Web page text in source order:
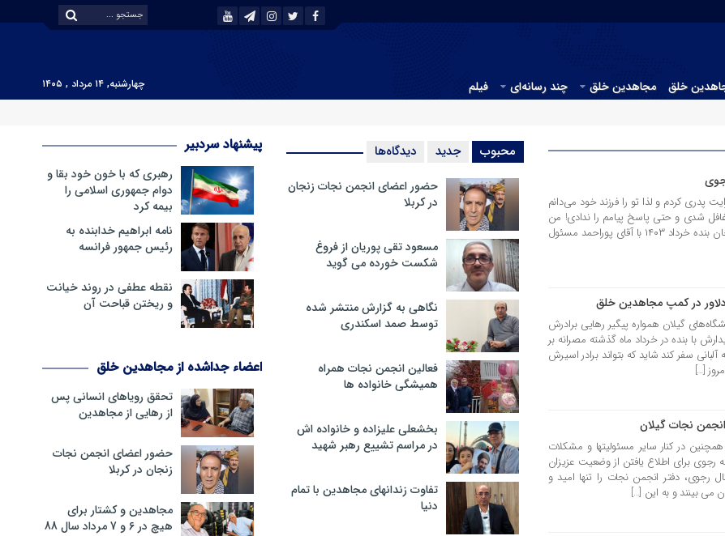
خلق مجاهدین خلق چند رسانه‌ای فیلم
چهارشنبه, ۱۴ مرداد , ۱۴۰۵
پدری کردم و لذا تو را فرزند خود می‌دانم
شدی و حتی پاسخ پیامم را ندادی! من
خیر و صلاح تو را خواسته بودم. صادق جان بنده خرداد ۱۴۰۳ با آقای پوراحمد مسئول
دلاور در کمپ مجاهدین خلق
گیلان همواره پیگیر رهایی برادرش
با بنده در خرداد ماه گذشته مصرانه بر
سفر کند شاید که بتواند برادر اسیرش
[…]
انجمن نجات گیلان
در کنار سایر مسئولیتها و مشکلات
رجوی برای اطلاع یافتن از وضعیت عزیزان
رجوی، دفتر انجمن نجات را تنها امید و
می بینند و به این […]
محبوب جدید دیدگاه‌ها
حضور اعضای انجمن نجات زنجان
در کربلا
مسعود تقی پوریان از فروغ
شکست خورده می گوید
نگاهی به گزارش منتشر شده
توسط صمد اسکندری
فعالین انجمن نجات همراه
همیشگی خانواده ها
بخشعلی علیزاده و خانواده اش
در مراسم تشییع رهبر شهید
تفاوت زندانهای مجاهدین با تمام
دنیا
پیشنهاد سردبیر
رهبری که با خون خود بقا و
دوام جمهوری اسلامی را
بیمه کرد
نامه ابراهیم خدابنده به
رئیس جمهور فرانسه
نقطه عطفی در روند خیانت
و ریختن قباحت آن
اعضاء جداشده از مجاهدین خلق
تحقق رویاهای انسانی پس
از رهایی از مجاهدین
حضور اعضای انجمن نجات
زنجان در کربلا
مجاهدین و کشتار برای
هیچ در 6 و 7 مرداد سال 88